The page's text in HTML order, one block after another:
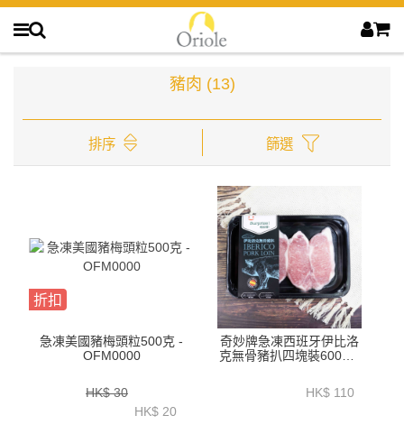
豬肉 (13)
排序 篩選
折扣
急凍美國豬梅頭粒500克 -
OFM0000
HK$ 30
HK$ 20
奇妙牌急凍西班牙伊比洛
克無骨豬扒四塊裝600克-
HK$ 110